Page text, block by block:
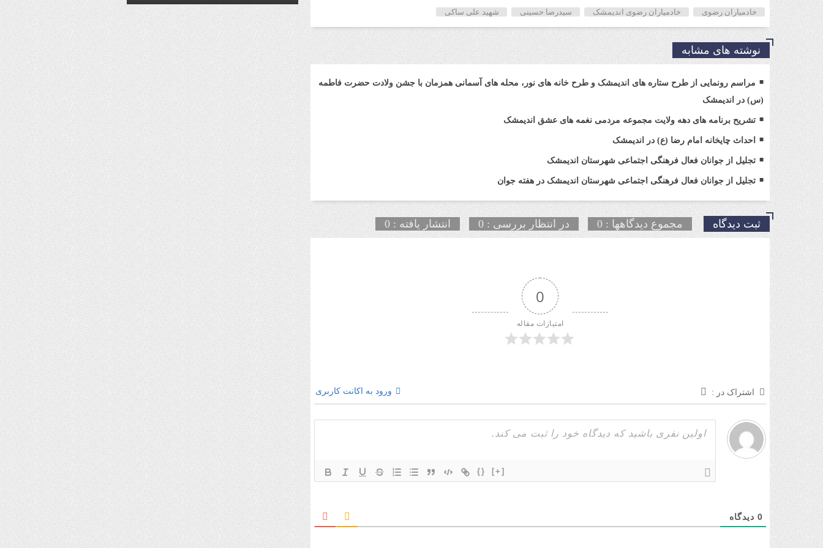
خادمیاران رضوی خادمیاران رضوی اندیمشک سیدرضا حسینی شهید علی ساکی
نوشته های مشابه
مراسم رونمایی از طرح ستاره های اندیمشک و طرح خانه های نور، محله های آسمانی همزمان با جشن ولادت حضرت فاطمه
(س) در اندیمشک
تشریح برنامه های دهه ولایت مجموعه مردمی نغمه های عشق اندیمشک
احداث چایخانه امام رضا (ع) در اندیمشک
تجلیل از جوانان فعال فرهنگی اجتماعی شهرستان اندیمشک
تجلیل از جوانان فعال فرهنگی اجتماعی شهرستان اندیمشک در هفته جوان
ثبت دیدگاه مجموع دیدگاهها : 0 در انتظار بررسی : 0 انتشار یافته : 0
0
امتیازات مقاله
اشتراک در : ورود به اکانت کاربری
{} [+]
0 دیدگاه